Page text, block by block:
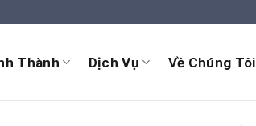
Thành Dịch Vụ Về Chúng Tôi